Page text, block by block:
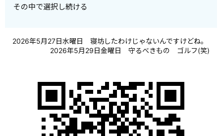
その中で選択し続ける
2026年5月27日水曜日 寝坊したわけじゃないんですけどね。
2026年5月29日金曜日 守るべきもの ゴルフ(笑)